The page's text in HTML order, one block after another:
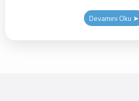
Devamını Oku ➤